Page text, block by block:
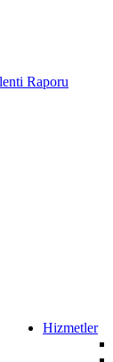
Raporu
Hizmetler